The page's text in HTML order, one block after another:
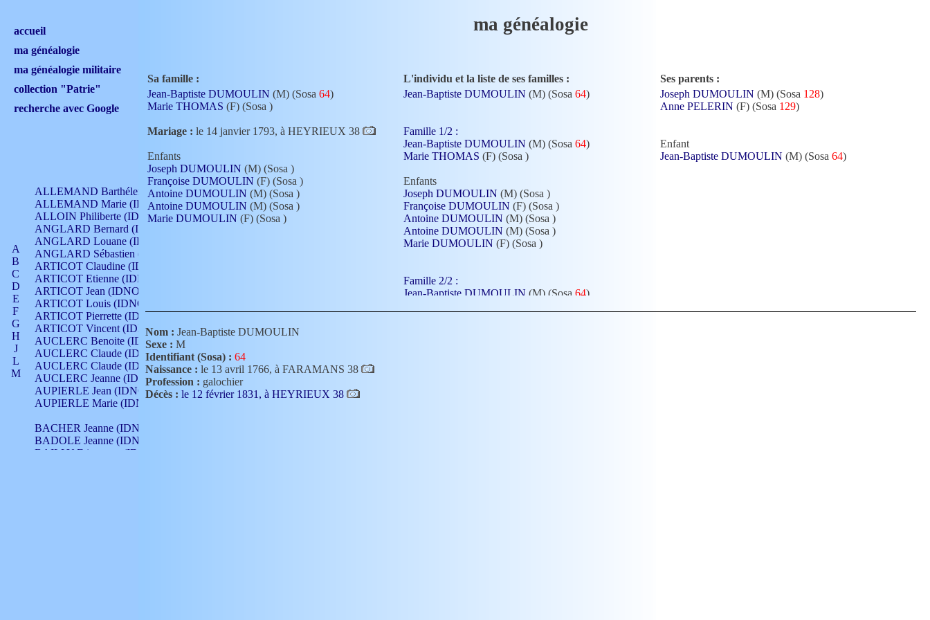
ma généalogie
accueil
ma généalogie
ma généalogie militaire
collection "Patrie"
recherche avec Google
A
B
C
D
E
F
G
H
J
L
M
ALLEMAND Barthélemy (IDNO 330)
ALLEMAND Marie (IDNO 165)
ALLOIN Philiberte (IDNO 449)
ANGLARD Bernard (IDNO 4)
ANGLARD Louane (IDNO 4)
ANGLARD Sébastien (IDNO 4)
ARTICOT Claudine (IDNO 105)
ARTICOT Etienne (IDNO 420)
ARTICOT Jean (IDNO 210)
ARTICOT Louis (IDNO 420)
ARTICOT Pierrette (IDNO 210)
ARTICOT Vincent (IDNO 210)
AUCLERC Benoite (IDNO 451)
AUCLERC Claude (IDNO 902)
AUCLERC Claude (IDNO 902)
AUCLERC Jeanne (IDNO 199)
AUPIERLE Jean (IDNO 954)
AUPIERLE Marie (IDNO )
BACHER Jeanne (IDNO )
BADOLE Jeanne (IDNO 867)
BAILLY Etiennette (IDNO )
Sa famille : L'individu et la liste de ses familles :
Ses parents :
Jean-Baptiste DUMOULIN (M) (Sosa 64)
Marie THOMAS (F) (Sosa )
Mariage : le 14 janvier 1793, à HEYRIEUX 38
Enfants
Joseph DUMOULIN (M) (Sosa )
Françoise DUMOULIN (F) (Sosa )
Antoine DUMOULIN (M) (Sosa )
Antoine DUMOULIN (M) (Sosa )
Marie DUMOULIN (F) (Sosa )
Jean-Baptiste DUMOULIN (M) (Sosa 64)
Famille 1/2 :
Jean-Baptiste DUMOULIN (M) (Sosa 64)
Marie THOMAS (F) (Sosa )
Enfants
Joseph DUMOULIN (M) (Sosa )
Françoise DUMOULIN (F) (Sosa )
Antoine DUMOULIN (M) (Sosa )
Antoine DUMOULIN (M) (Sosa )
Marie DUMOULIN (F) (Sosa )
Famille 2/2 :
Jean-Baptiste DUMOULIN (M) (Sosa 64)
Joseph DUMOULIN (M) (Sosa 128)
Anne PELERIN (F) (Sosa 129)
Enfant
Jean-Baptiste DUMOULIN (M) (Sosa 64)
Nom : Jean-Baptiste DUMOULIN
Sexe : M
Identifiant (Sosa) : 64
Naissance : le 13 avril 1766, à FARAMANS 38
Profession : galochier
Décès : le 12 février 1831, à HEYRIEUX 38